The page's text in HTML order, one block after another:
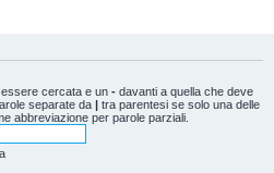
cercata e un - davanti a quella che deve
separate da | tra parentesi se solo una delle
abbreviazione per parole parziali.